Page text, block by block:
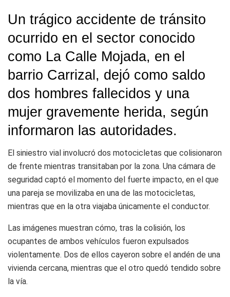
Un trágico accidente de tránsito
ocurrido en el sector conocido
como La Calle Mojada, en el
barrio Carrizal, dejó como saldo
dos hombres fallecidos y una
mujer gravemente herida, según
informaron las autoridades.
El siniestro vial involucró dos motocicletas que colisionaron
de frente mientras transitaban por la zona. Una cámara de
seguridad captó el momento del fuerte impacto, en el que
una pareja se movilizaba en una de las motocicletas,
mientras que en la otra viajaba únicamente el conductor.
Las imágenes muestran cómo, tras la colisión, los
ocupantes de ambos vehículos fueron expulsados
violentamente. Dos de ellos cayeron sobre el andén de una
vivienda cercana, mientras que el otro quedó tendido sobre
la vía.